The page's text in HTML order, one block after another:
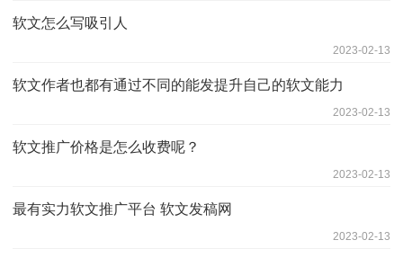
软文怎么写吸引人
2023-02-13
软文作者也都有通过不同的能发提升自己的软文能力
2023-02-13
软文推广价格是怎么收费呢？
2023-02-13
最有实力软文推广平台 软文发稿网
2023-02-13